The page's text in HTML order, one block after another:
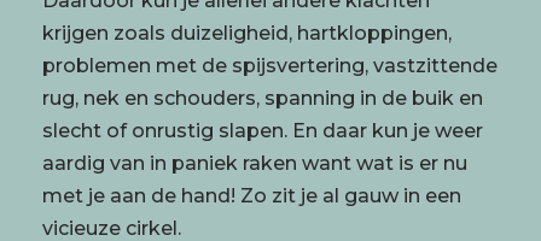
krijgen zoals duizeligheid, hartkloppingen,
problemen met de spijsvertering, vastzittende
rug, nek en schouders, spanning in de buik en
slecht of onrustig slapen. En daar kun je weer
aardig van in paniek raken want wat is er nu
met je aan de hand! Zo zit je al gauw in een
vicieuze cirkel.